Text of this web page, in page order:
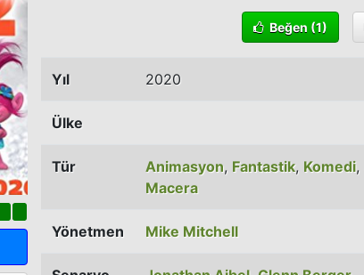
Beğen (1)
Yıl 2020
Ülke
Tür Animasyon, Fantastik, Komedi,
Macera
Yönetmen Mike Mitchell